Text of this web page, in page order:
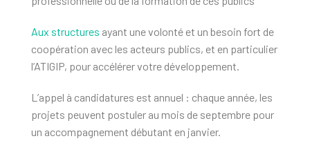
Aux structures ayant une volonté et un besoin fort de
coopération avec les acteurs publics, et en particulier
l’ATIGIP, pour accélérer votre développement.
L’appel à candidatures est annuel : chaque année, les
projets peuvent postuler au mois de septembre pour
un accompagnement débutant en janvier.